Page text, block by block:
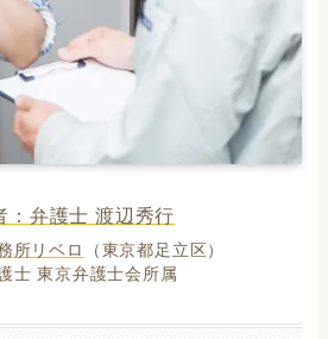
：弁護士 渡辺秀行
所リベロ
（東京都足立区）
士 東京弁護士会所属